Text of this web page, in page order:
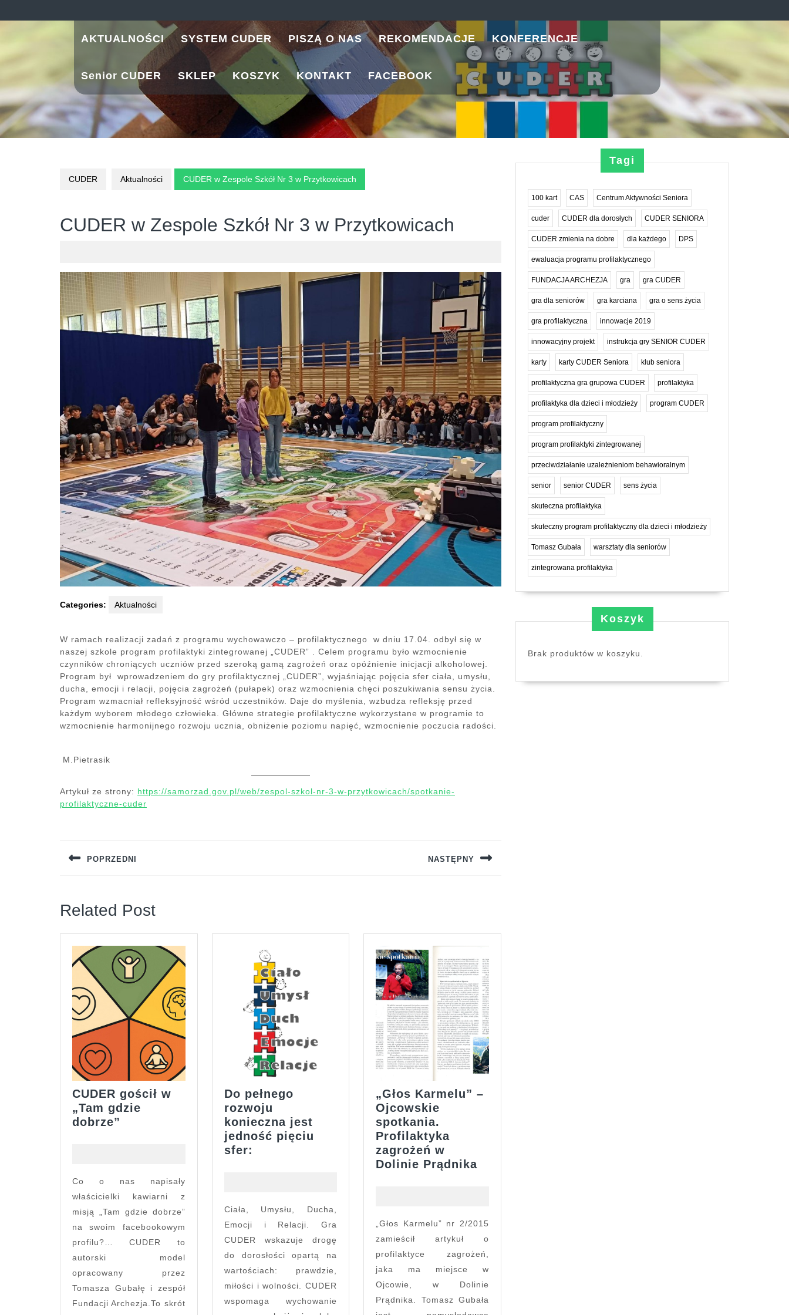
AKTUALNOŚCI SYSTEM CUDER PISZĄ O NAS REKOMENDACJE KONFERENCJE
Senior CUDER SKLEP KOSZYK KONTAKT FACEBOOK
CUDER Aktualności CUDER w Zespole Szkół Nr 3 w Przytkowicach
CUDER w Zespole Szkół Nr 3 w Przytkowicach
Categories: Aktualności
W ramach realizacji zadań z programu wychowawczo – profilaktycznego w dniu 17.04. odbył się w
naszej szkole program profilaktyki zintegrowanej „CUDER” . Celem programu było wzmocnienie
czynników chroniących uczniów przed szeroką gamą zagrożeń oraz opóźnienie inicjacji alkoholowej.
Program był wprowadzeniem do gry profilaktycznej „CUDER”, wyjaśniając pojęcia sfer ciała, umysłu,
ducha, emocji i relacji, pojęcia zagrożeń (pułapek) oraz wzmocnienia chęci poszukiwania sensu życia.
Program wzmacniał refleksyjność wśród uczestników. Daje do myślenia, wzbudza refleksję przed
każdym wyborem młodego człowieka. Główne strategie profilaktyczne wykorzystane w programie to
wzmocnienie harmonijnego rozwoju ucznia, obniżenie poziomu napięć, wzmocnienie poczucia radości.
M.Pietrasik
Artykuł ze strony: https://samorzad.gov.pl/web/zespol-szkol-nr-3-w-przytkowicach/spotkanie-
profilaktyczne-cuder
wpisuPOPRZEDNI NASTĘPNY
Related Post
CUDER gościł w
„Tam gdzie
dobrze”
gdzie
dobrze”
Co o nas napisały
właścicielki kawiarni z
misją „Tam gdzie dobrze”
na swoim facebookowym
profilu?… CUDER to
autorski model
opracowany przez
Tomasza Gubałę i zespół
Fundacji Archezja.To skrót
Do pełnego
rozwoju
konieczna jest
jedność pięciu
sfer:
jest
jedność
pięciu
Ciała, Umysłu, Ducha,
Emocji i Relacji. Gra
CUDER wskazuje drogę
do dorosłości opartą na
wartościach: prawdzie,
miłości i wolności. CUDER
wspomaga wychowanie
„Głos Karmelu” –
Ojcowskie
spotkania.
Profilaktyka
zagrożeń w
Dolinie Prądnika
spotkania.
zagrożeń
w
Dolinie
Prądnika
„Głos Karmelu” nr 2/2015
zamieścił artykuł o
profilaktyce zagrożeń,
jaka ma miejsce w
Ojcowie, w Dolinie
Prądnika. Tomasz Gubała
Tagi
100 kart CAS Centrum Aktywności Seniora
cuder CUDER dla dorosłych CUDER SENIORA
CUDER zmienia na dobre dla każdego DPS
ewaluacja programu profilaktycznego
FUNDACJA ARCHEZJA gra gra CUDER
gra dla seniorów gra karciana gra o sens życia
gra profilaktyczna innowacje 2019
innowacyjny projekt instrukcja gry SENIOR CUDER
karty karty CUDER Seniora klub seniora
profilaktyczna gra grupowa CUDER profilaktyka
profilaktyka dla dzieci i młodzieży program CUDER
program profilaktyczny
program profilaktyki zintegrowanej
przeciwdziałanie uzależnieniom behawioralnym
senior senior CUDER sens życia
skuteczna profilaktyka
skuteczny program profilaktyczny dla dzieci i młodzieży
Tomasz Gubała warsztaty dla seniorów
zintegrowana profilaktyka
Koszyk
Brak produktów w koszyku.